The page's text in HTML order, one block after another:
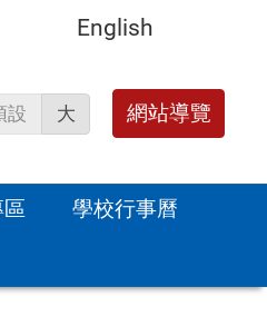
English
設 大 網站導覽
學校行事曆